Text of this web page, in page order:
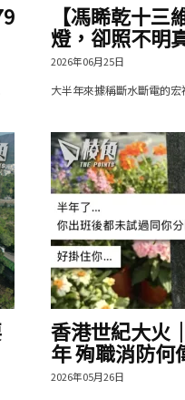
【馮睎乾十三
燈，卻照不明
2026年06月25日
大半年來據稱斷水斷電的
香港世紀大火
年 殉職消防何
2026年05月26日